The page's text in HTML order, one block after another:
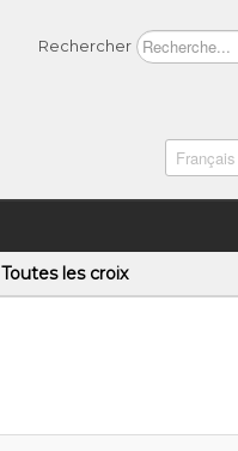
Rechercher
Toutes les croix